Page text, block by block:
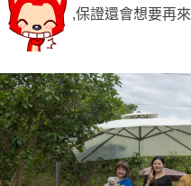
,保證還會想要再來